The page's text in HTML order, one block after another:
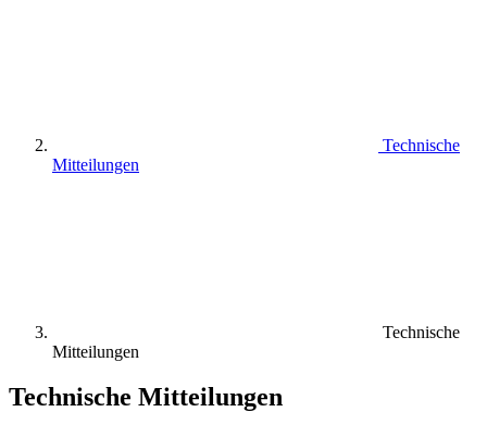
Technische
Mitteilungen
Technische
Mitteilungen
Technische Mitteilungen